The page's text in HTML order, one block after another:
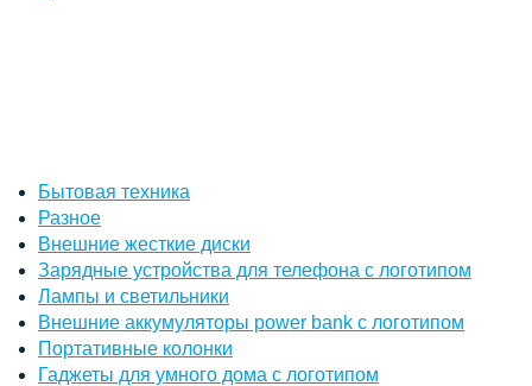
Бытовая техника
Разное
Внешние жесткие диски
Зарядные устройства для телефона с логотипом
Лампы и светильники
Внешние аккумуляторы power bank с логотипом
Портативные колонки
Гаджеты для умного дома с логотипом